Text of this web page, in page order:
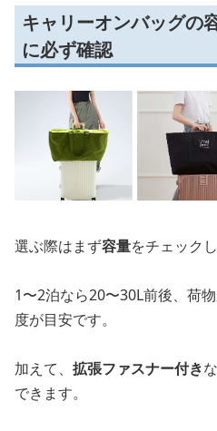
キャリーオンバッグの
に必ず確認
選ぶ際はまず容量をチェック
1〜2泊なら20〜30L前後、荷
度が目安です。
加えて、 拡張ファスナー付き
できます。